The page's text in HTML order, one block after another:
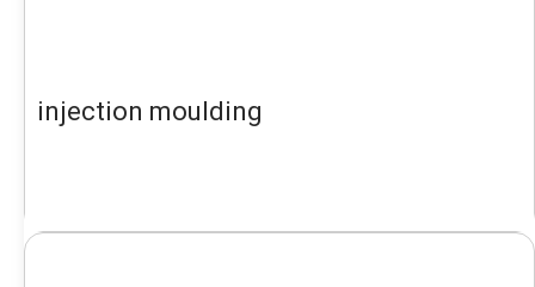
injection moulding